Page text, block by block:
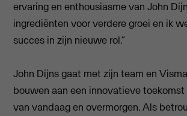
ervaring en enthousiasme van John
ingrediënten voor verdere groei en ik
succes in zijn nieuwe rol.”
John Dijns gaat met zijn team en
bouwen aan een innovatieve
van vandaag en overmorgen. Als